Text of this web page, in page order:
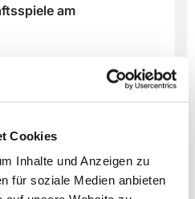
Cookies
Inhalte und Anzeigen zu
für soziale Medien anbieten
am
zu imkern
– Kreatives mit Holz
genießen